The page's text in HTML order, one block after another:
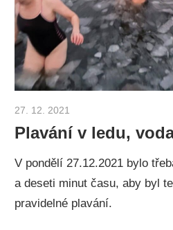
27. 12. 2021
Plavání v ledu,
V pondělí 27.12.2021 bylo
a deseti minut času, aby byl
pravidelné plavání.